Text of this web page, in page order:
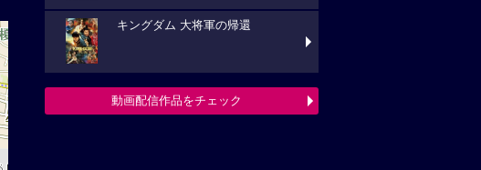
キングダム 大将軍の帰還
動画配信作品をチェック